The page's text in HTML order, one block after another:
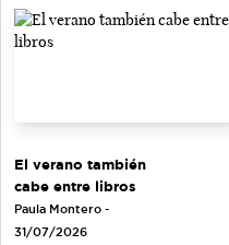
El verano también
cabe entre libros
Paula Montero -
31/07/2026